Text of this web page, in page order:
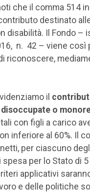
che il comma 514
destinato
disabilità. Il Fondo –
n. 42 – viene così
riconoscere,
il
o
con figli a carico
inferiore al 60%. Il
per ciascuno
per lo Stato di
applicativi
e delle politiche